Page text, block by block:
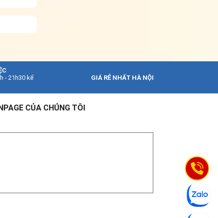
- 21h30 kể
GIÁ RẺ NHẤT HÀ NỘI
CỦA CHÚNG TÔI